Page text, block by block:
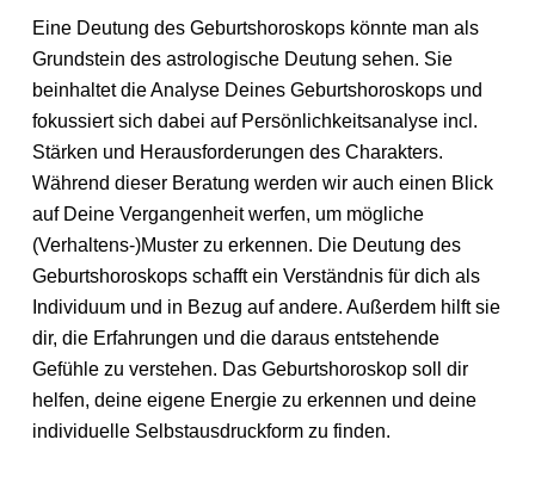
Eine Deutung des Geburtshoroskops könnte man als
Grundstein des astrologische Deutung sehen. Sie
beinhaltet die Analyse Deines Geburtshoroskops und
fokussiert sich dabei auf Persönlichkeitsanalyse incl.
Stärken und Herausforderungen des Charakters.
Während dieser Beratung werden wir auch einen Blick
auf Deine Vergangenheit werfen, um mögliche
(Verhaltens-)Muster zu erkennen. Die Deutung des
Geburtshoroskops schafft ein Verständnis für dich als
Individuum und in Bezug auf andere. Außerdem hilft sie
dir, die Erfahrungen und die daraus entstehende
Gefühle zu verstehen. Das Geburtshoroskop soll dir
helfen, deine eigene Energie zu erkennen und deine
individuelle Selbstausdruckform zu finden.